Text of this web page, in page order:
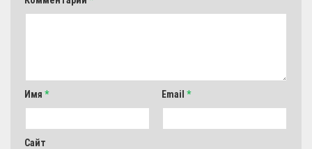
Имя * Email *
Сайт